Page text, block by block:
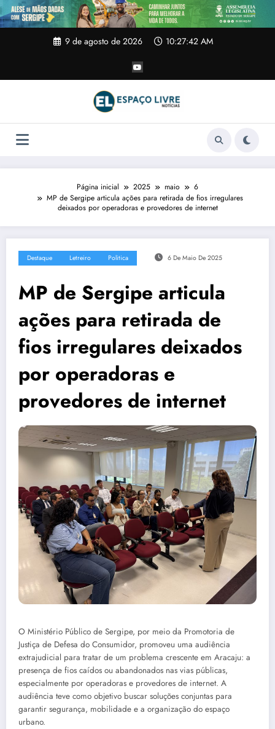
Pular
para
o
9 de agosto de 2026 10:27:42 AM
Página inicial 2025 maio
6
MP de Sergipe articula ações para retirada de fios irregulares
deixados por operadoras e provedores de internet
Destaque Letreiro Politica 6 De Maio De 2025
MP de Sergipe articula
ações para retirada de
fios irregulares deixados
por operadoras e
provedores de internet
O Ministério Público de Sergipe, por meio da Promotoria de
Justiça de Defesa do Consumidor, promoveu uma audiência
extrajudicial para tratar de um problema crescente em Aracaju: a
presença de fios caídos ou abandonados nas vias públicas,
especialmente por operadoras e provedores de internet. A
audiência teve como objetivo buscar soluções conjuntas para
garantir segurança, mobilidade e a organização do espaço
urbano.